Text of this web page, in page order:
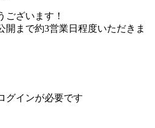
ございます！
開まで約3営業日程度いただきま
グインが必要です